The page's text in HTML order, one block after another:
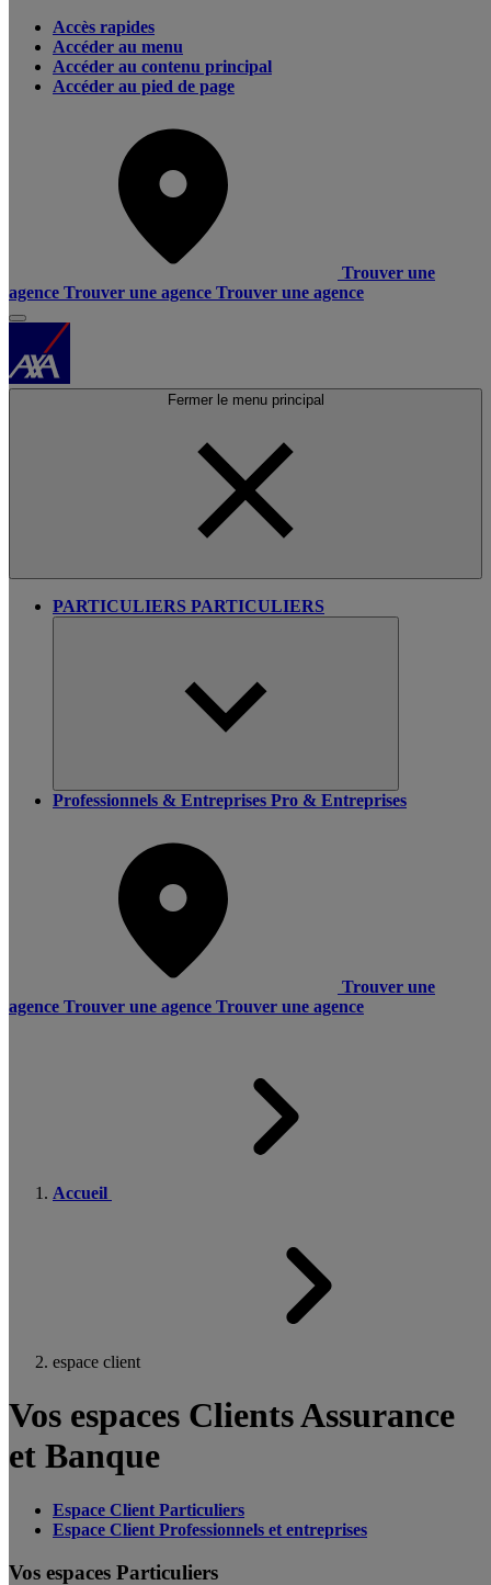
Accès rapides
Accéder au menu
Accéder au contenu principal
Accéder au pied de page
Trouver une
agence Trouver une agence Trouver une agence
Fermer le menu principal
PARTICULIERS PARTICULIERS
Professionnels & Entreprises Pro & Entreprises
Trouver une
agence Trouver une agence Trouver une agence
Accueil
espace client
Vos espaces Clients Assurance
et Banque
Espace Client Particuliers
Espace Client Professionnels et entreprises
Vos espaces Particuliers